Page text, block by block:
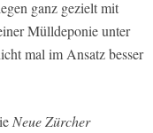
ganz gezielt mit
Mülldeponie unter
mal im Ansatz besser
Neue Zürcher